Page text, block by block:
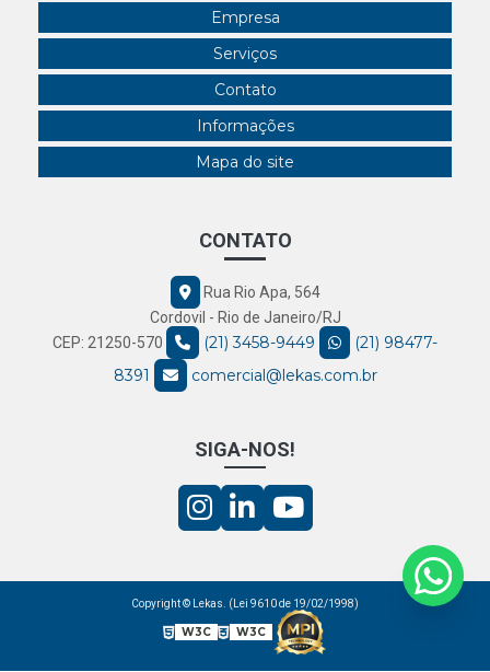
Empresa
Serviços
Contato
Informações
Mapa do site
CONTATO
Rua Rio Apa, 564
Cordovil - Rio de Janeiro/RJ
CEP: 21250-570
(21) 3458-9449
(21) 98477-
8391
comercial@lekas.com.br
SIGA-NOS!
Copyright © Lekas. (Lei 9610 de 19/02/1998)
W3C W3C